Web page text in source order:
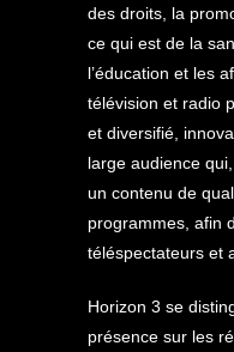
des droits, la
ce qui est de la
l’éducation et les
télévision et radio
et diversifié,
large audience
un contenu de
programmes, afin
téléspectateurs et
Horizon 3 se
présence sur les